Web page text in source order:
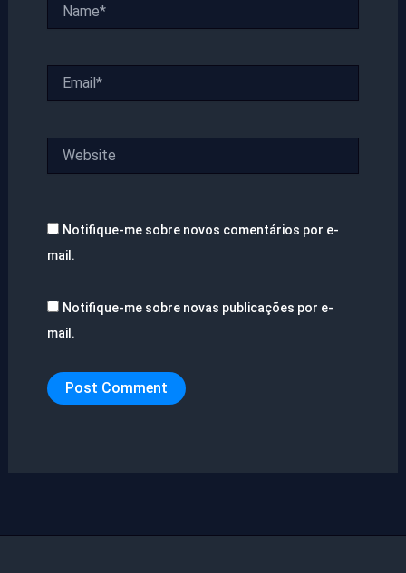
Notifique-me sobre novos comentários por e-
mail.
Notifique-me sobre novas publicações por e-
mail.